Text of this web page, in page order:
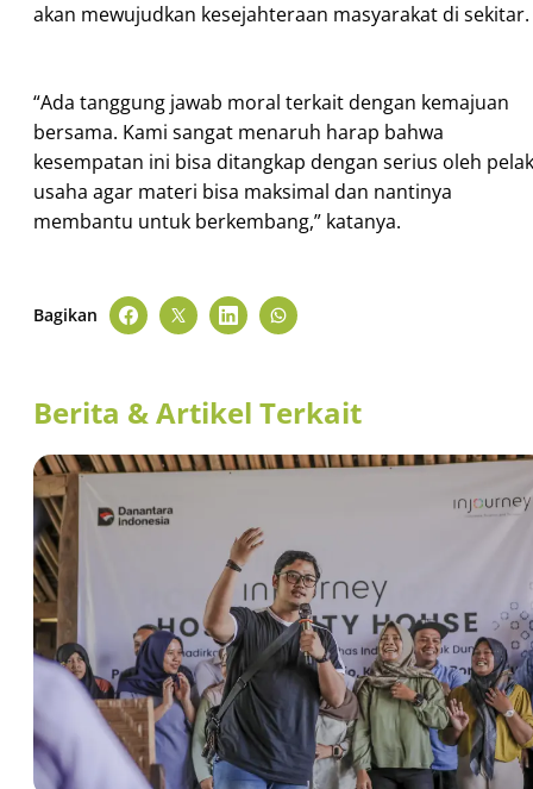
akan mewujudkan kesejahteraan masyarakat di sekitar.
“Ada tanggung jawab moral terkait dengan kemajuan
bersama. Kami sangat menaruh harap bahwa
kesempatan ini bisa ditangkap dengan serius oleh
usaha agar materi bisa maksimal dan nantinya
membantu untuk berkembang,” katanya.
Bagikan
Berita & Artikel Terkait